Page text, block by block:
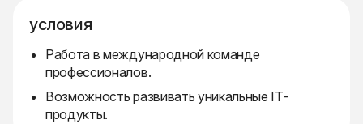
условия
Работа в международной команде
профессионалов.
Возможность развивать уникальные IT-
продукты.